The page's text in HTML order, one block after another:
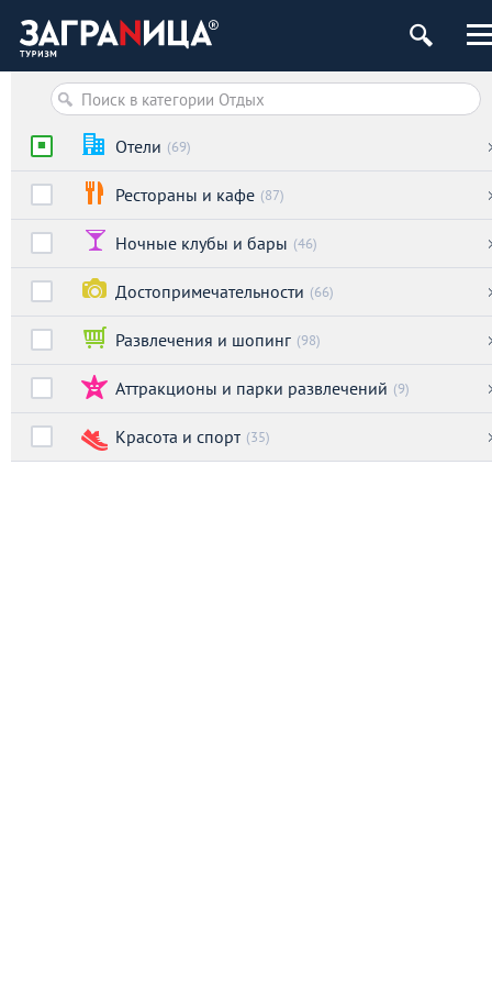
Отели (69)
Рестораны и кафе (87)
Ночные клубы и бары (46)
Достопримечательности (66)
Развлечения и шопинг (98)
Аттракционы и парки развлечений (9)
Красота и спорт (35)